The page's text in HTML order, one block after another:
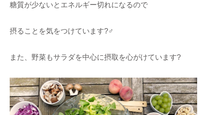
糖質が少ないとエネルギー切れになるので
摂ることを気をつけています?‍♂️
また、野菜もサラダを中心に摂取を心がけています?